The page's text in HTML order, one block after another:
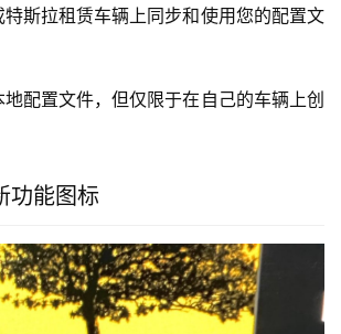
斯拉租赁车辆上同步和使用您的配置文
配置文件，但仅限于在自己的车辆上创
能图标